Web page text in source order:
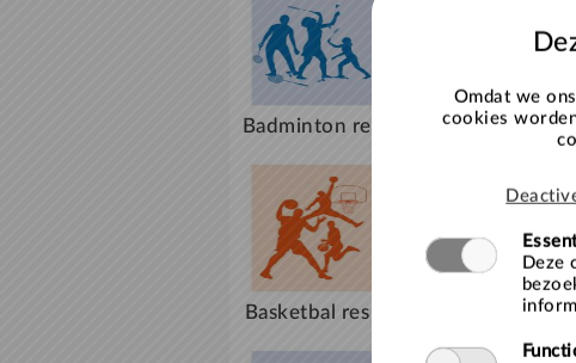
Badminton re
Basketbal res
Omdat we
cookies
Deze